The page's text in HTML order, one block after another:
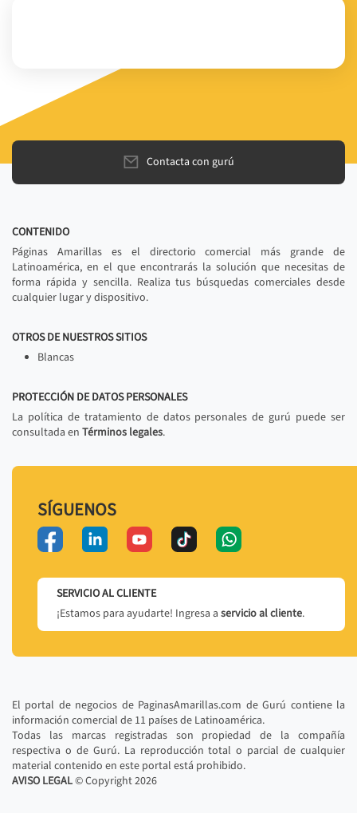
Contacta con gurú
CONTENIDO
Páginas Amarillas es el directorio comercial más grande de
Latinoamérica, en el que encontrarás la solución que necesitas de
forma rápida y sencilla. Realiza tus búsquedas comerciales desde
cualquier lugar y dispositivo.
OTROS DE NUESTROS SITIOS
Blancas
PROTECCIÓN DE DATOS PERSONALES
La política de tratamiento de datos personales de gurú puede ser
consultada en Términos legales.
SÍGUENOS
SERVICIO AL CLIENTE
¡Estamos para ayudarte! Ingresa a servicio al cliente.
El portal de negocios de PaginasAmarillas.com de Gurú contiene la
información comercial de 11 países de Latinoamérica.
Todas las marcas registradas son propiedad de la compañía
respectiva o de Gurú. La reproducción total o parcial de cualquier
material contenido en este portal está prohibido.
AVISO LEGAL© Copyright2026